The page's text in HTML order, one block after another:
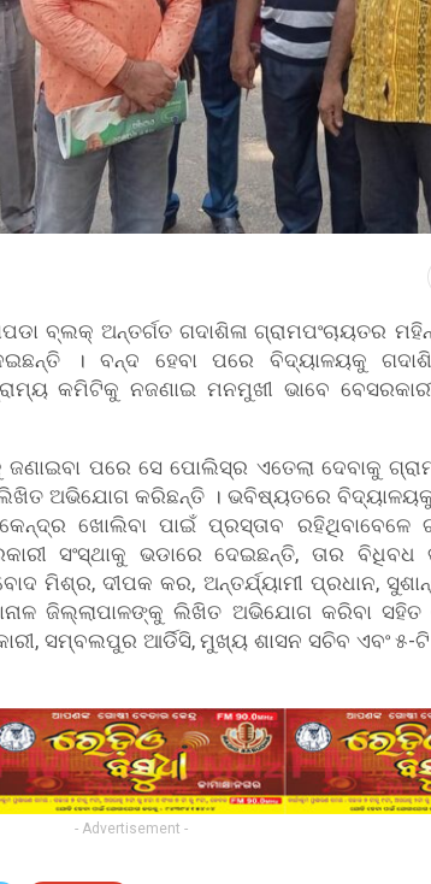
ବ୍ଲକ୍ ଅନ୍ତର୍ଗତ ଗଦାଶିଳା ଗ୍ରାମପଂଚାୟତର
। ବନ୍ଦ ହେବା ପରେ ବିଦ୍ୟାଳୟକୁ
କମିଟିକୁ ନଜଣାଇ ମନମୁଖୀ ଭାବେ
ଜଣାଇବା ପରେ ସେ ପୋଲିସ୍ର ଏତେଲା ଦେବାକୁ
ଲିଖିତ ଅଭିଯୋଗ କରିଛନ୍ତି । ଭବିଷ୍ୟତରେ
ଖୋଲିବା ପାଇଁ ପ୍ରସ୍ତାବ ରହିଥିବାବେଳେ
ସଂସ୍ଥାକୁ ଭଡାରେ ଦେଇଛନ୍ତି, ତାର ବିଧିବଧ
ମିଶ୍ର, ଦୀପକ କର, ଅନ୍ତର୍ଯ୍ୟାମୀ ପ୍ରଧାନ,
ଜିଲ୍ଲାପାଳଙ୍କୁ ଲିଖିତ ଅଭିଯୋଗ କରିବା ସହିତ
ସମ୍ବଲପୁର ଆର୍ଡିସି, ମୁଖ୍ୟ ଶାସନ ସଚିବ ଏବଂ
- Advertisement -